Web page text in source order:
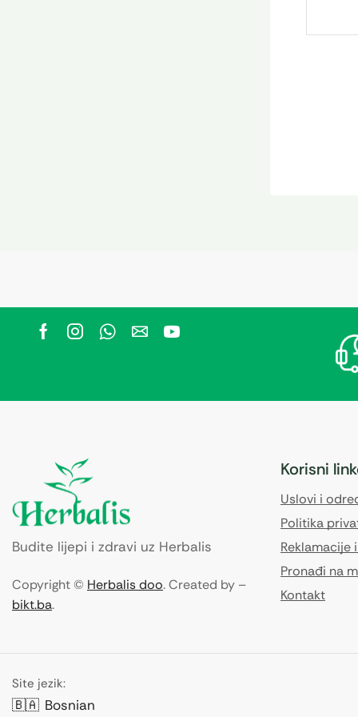
Budite lijepi i zdravi uz Herbalis
Copyright © Herbalis doo. Created by –
bikt.ba.
Korisni
Uslovi i
Politika
Reklamacije
Pronađi na
Kontakt
Site jezik:
🇧🇦 Bosnian